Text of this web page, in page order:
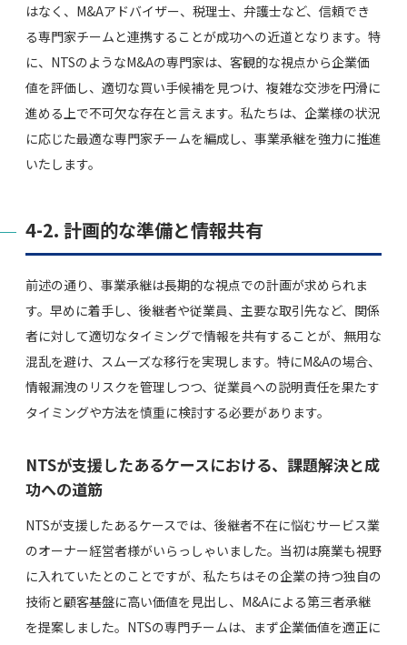
はなく、M&Aアドバイザー、税理士、弁護士など、信頼でき
る専門家チームと連携することが成功への近道となります。特
に、NTSのようなM&Aの専門家は、客観的な視点から企業価
値を評価し、適切な買い手候補を見つけ、複雑な交渉を円滑に
進める上で不可欠な存在と言えます。私たちは、企業様の状況
に応じた最適な専門家チームを編成し、事業承継を強力に推進
いたします。
4-2. 計画的な準備と情報共有
前述の通り、事業承継は長期的な視点での計画が求められま
す。早めに着手し、後継者や従業員、主要な取引先など、関係
者に対して適切なタイミングで情報を共有することが、無用な
混乱を避け、スムーズな移行を実現します。特にM&Aの場合、
情報漏洩のリスクを管理しつつ、従業員への説明責任を果たす
タイミングや方法を慎重に検討する必要があります。
NTSが支援したあるケースにおける、課題解決と成
功への道筋
NTSが支援したあるケースでは、後継者不在に悩むサービス業
のオーナー経営者様がいらっしゃいました。当初は廃業も視野
に入れていたとのことですが、私たちはその企業の持つ独自の
技術と顧客基盤に高い価値を見出し、M&Aによる第三者承継
を提案しました。NTSの専門チームは、まず企業価値を適正に